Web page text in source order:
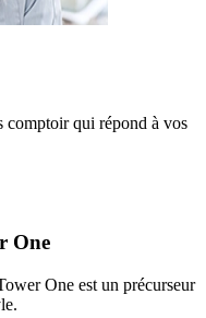
comptoir qui répond à vos
One
One est un précurseur